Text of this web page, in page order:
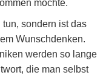
möchte.
sondern ist das
Wunschdenken.
werden so lange
die man selbst